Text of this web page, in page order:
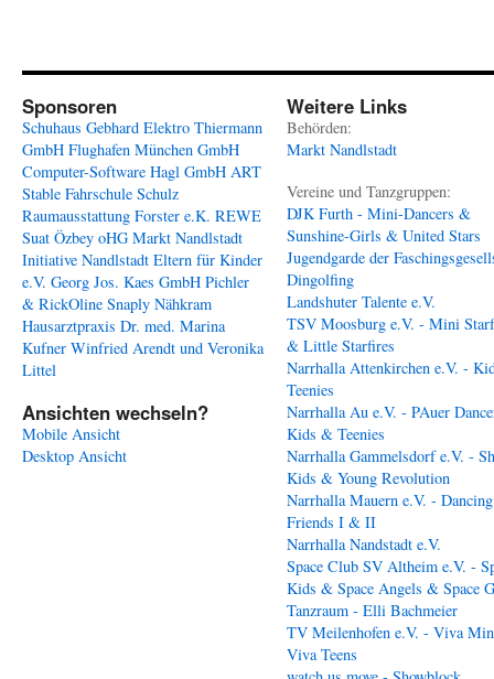
Sponsoren
Schuhaus Gebhard Elektro Thiermann
GmbH Flughafen München GmbH
Computer-Software Hagl GmbH ART
Stable Fahrschule Schulz
Raumausstattung Forster e.K. REWE
Suat Özbey oHG Markt Nandlstadt
Initiative Nandlstadt Eltern für Kinder
e.V. Georg Jos. Kaes GmbH Pichler
& RickOline Snaply Nähkram
Hausarztpraxis Dr. med. Marina
Kufner Winfried Arendt und Veronika
Littel
Ansichten wechseln?
Mobile Ansicht
Desktop Ansicht
Weitere Links
Behörden:
Markt Nandlstadt
Vereine und Tanzgruppen:
DJK Furth - Mini-Dancers &
Sunshine-Girls & United Stars
Jugendgarde der
Dingolfing
Landshuter Talente e.V.
TSV Moosburg e.V. - Mini
& Little Starfires
Narrhalla Attenkirchen e.V. -
Teenies
Narrhalla Au e.V. - PAuer
Kids & Teenies
Narrhalla Gammelsdorf e.V. -
Kids & Young Revolution
Narrhalla Mauern e.V. - Dancing
Friends I & II
Narrhalla Nandstadt e.V.
Space Club SV Altheim e.V. -
Kids & Space Angels & Space
Tanzraum - Elli Bachmeier
TV Meilenhofen e.V. - Viva
Viva Teens